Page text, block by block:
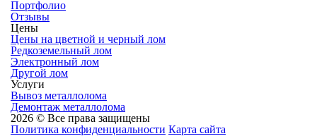
Портфолио
Отзывы
Цены
Цены на цветной и черный лом
Редкоземельный лом
Электронный лом
Другой лом
Услуги
Вывоз металлолома
Демонтаж металлолома
2026 © Все права защищены
Политика конфиденциальности Карта сайта